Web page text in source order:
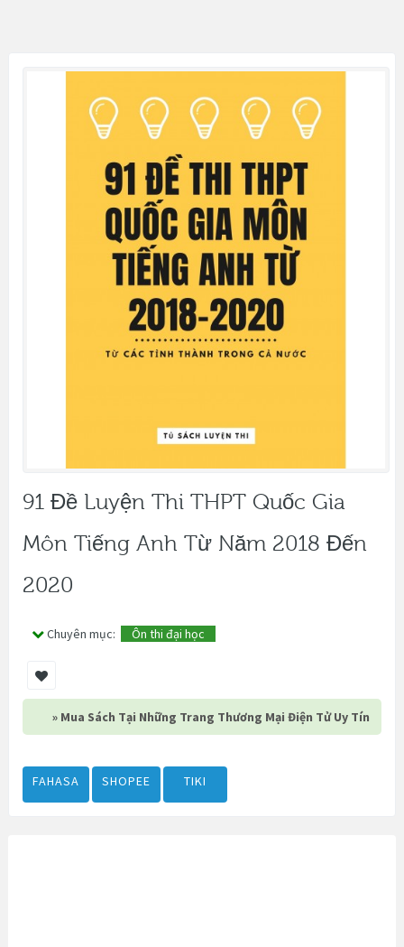
91 Đề Luyện Thi THPT Quốc Gia
Môn Tiếng Anh Từ Năm 2018 Đến
2020
Chuyên mục: Ôn thi đại học
» Mua Sách Tại Những Trang Thương Mại Điện Tử Uy Tín
FAHASA SHOPEE TIKI